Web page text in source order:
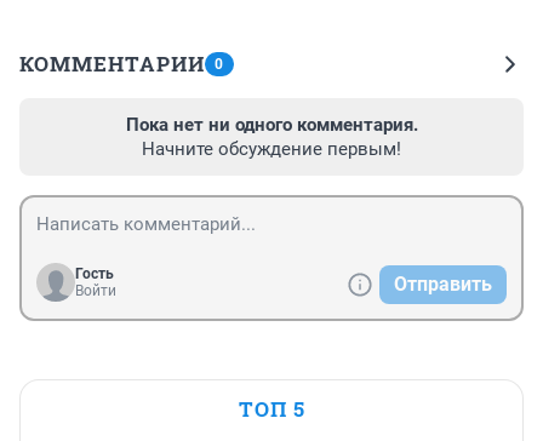
КОММЕНТАРИИ 0
Пока нет ни одного комментария.
Начните обсуждение первым!
Гость
Войти
Отправить
ТОП 5